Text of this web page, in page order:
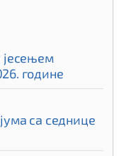
јесењем
године
са седнице